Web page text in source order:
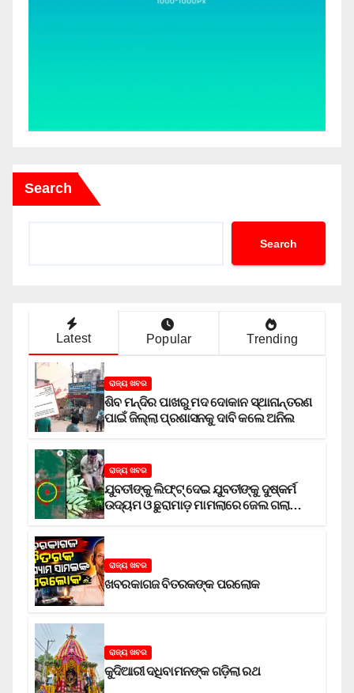
Search
Search
Latest Popular Trending
ରାଜ୍ୟ ଖବର
ଶିବ ମନ୍ଦିର ପାଖରୁ ମଦ ଦୋକାନ ସ୍ଥାନାନ୍ତରଣ
ପାଇଁ ଜିଲ୍ଲା ପ୍ରଶାସନକୁ ଦାବି କଲେ ଅନିଲ
ରାଜ୍ୟ ଖବର
ଯୁବତୀଙ୍କୁ ଲିଫ୍‌ଟ୍‌ ଦେଇ ଯୁବତୀଙ୍କୁ ଦୁଷ୍କର୍ମ
ଉଦ୍ୟମ ଓ ଛୁରାମାଡ଼ ମାମଲାରେ ଜେଲ ଗଲା
ରାଜ୍ୟ ଖବର
ଖବରକାଗଜ ବିତରକଙ୍କ ପରଲୋକ
ରାଜ୍ୟ ଖବର
କୁଦିଆରୀ ଦଧିବାମନଙ୍କ ଗଡ଼ିଲା ରଥ